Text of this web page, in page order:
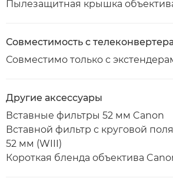
Пылезащитная крышка
Совместимость с
Совместимо только с
Другие аксессуары
Вставные фильтры 52 мм Canon
Вставной фильтр с круговой
52 мм (WIII)
Короткая бленда объектива